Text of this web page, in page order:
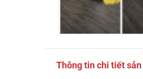
Thông tin chi tiết